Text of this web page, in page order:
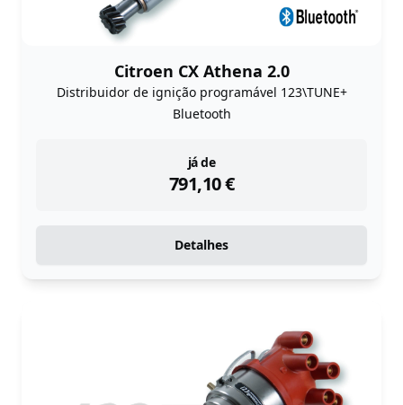
Citroen CX Athena 2.0
Distribuidor de ignição programável 123\TUNE+
Bluetooth
já de
791,10€
instock
Detalhes